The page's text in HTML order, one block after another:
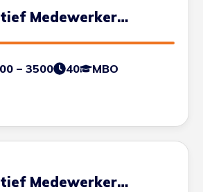
Medewerker
– 3500 40
MBO
Medewerker